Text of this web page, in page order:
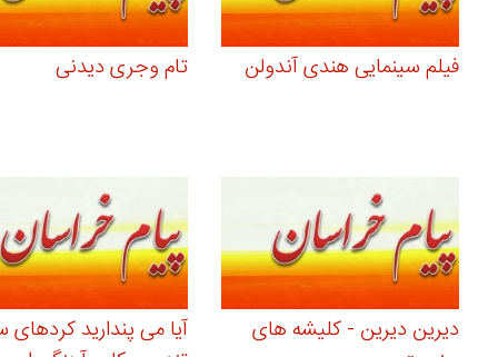
فیلم سینمایی هندی آندولن تام وجری دیدنی
دیرین دیرین - کلیشه‌ های
آیا می پندارید کردهای